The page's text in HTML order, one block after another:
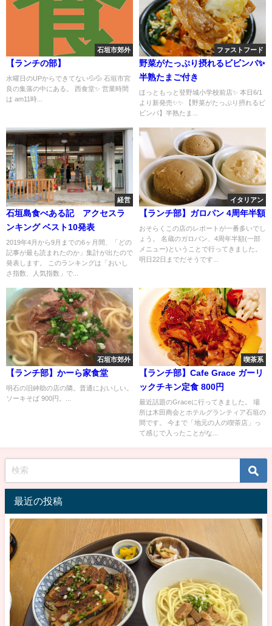
石垣市郊外
【ランチの部】
水曜日のUPからできてない💦💦 石垣市宮
良の集落の中にある。 西食堂✨ 営業時間
は am11時...
ファストフード
野菜がたっぷり摂れるビビンバ✨
半熟たまご付き
ほっともっと登野城小学校前店✨ 本日6/1
より新発売✨✨ 【野菜がたっぷり摂れるビ
ビンバ】半熟たま...
経営
石垣島食べある記 アクセスラ
ンキング ベスト10発表
2019年4月から9月までの6ヶ月間、「どの
記事が最も読まれたのか」集計が出たので
発表します。 このランキングは「おいし
さ指数、人気指数」で...
イタリアン
【ランチ部】ガロパン 4周年半額
おそらくこの店のレポートが一番多いでし
ょう。 名蔵のガロパン、4周年半額(一部
メニュー)ということで行ってきました。
明日22日までだそうです...
石垣市郊外
【ランチ部】かーら家食堂
明石の旧紳助の店の隣。普通においしい。
ソーキそば 900円。...
喫茶系
【ランチ部】Cafe Grace ガーリ
ックチキン定食 800円
最近話題のGraceに行ってきました。 場
所は木田商会とホテルグランティア石垣の
間です。 今まで「地元の人の喫茶店」っ
て感じで入ったことがな...
最近の投稿